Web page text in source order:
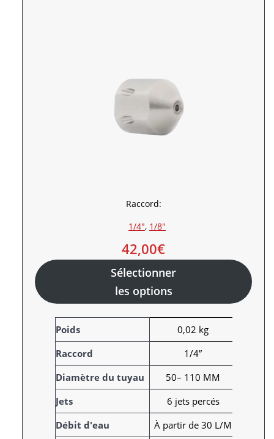
Raccord:
1/4″, 1/8″
42,00€
Sélectionner
les options
A
t
t
r
i
b
u
t
V
a
l
e
u
Poids
0,02 kg
Raccord
1/4”
Diamètre du tuyau
50– 110 MM
Jets
6 jets percés
Débit d'eau
À partir de 30 L/M